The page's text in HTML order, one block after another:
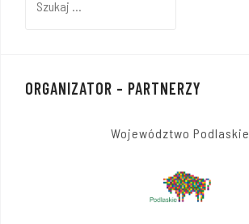
ORGANIZATOR – PARTNERZY
Województwo Podlaskie